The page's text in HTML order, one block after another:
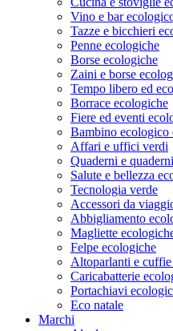
Vino e bar
Tazze e bicchieri
Penne ecologiche
Borse ecologiche
Zaini e borse
Tempo libero ed
Borrace ecologiche
Fiere ed eventi
Bambino ecologico
Affari e uffici verdi
Quaderni e
Salute e bellezza
Tecnologia verde
Accessori da
Abbigliamento
Magliette
Felpe ecologiche
Altoparlanti e
Caricabatterie
Portachiavi
Eco natale
Marchi